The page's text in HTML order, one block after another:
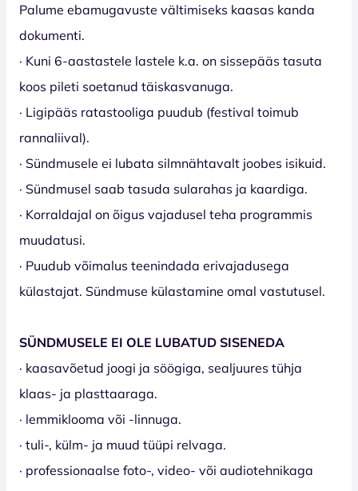
Palume ebamugavuste vältimiseks kaasas kanda
dokumenti.
· Kuni 6-aastastele lastele k.a. on sissepääs tasuta
koos pileti soetanud täiskasvanuga.
· Ligipääs ratastooliga puudub (festival toimub
rannaliival).
· Sündmusele ei lubata silmnähtavalt joobes isikuid.
· Sündmusel saab tasuda sularahas ja kaardiga.
· Korraldajal on õigus vajadusel teha programmis
muudatusi.
· Puudub võimalus teenindada erivajadusega
külastajat. Sündmuse külastamine omal vastutusel.
SÜNDMUSELE EI OLE LUBATUD SISENEDA
· kaasavõetud joogi ja söögiga, sealjuures tühja
klaas- ja plasttaaraga.
· lemmiklooma või -linnuga.
· tuli-, külm- ja muud tüüpi relvaga.
· professionaalse foto-, video- või audiotehnikaga